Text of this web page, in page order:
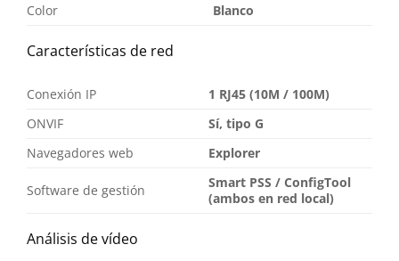
Color
Blanco
Características de red
Conexión IP
1 RJ45 (10M / 100M)
ONVIF
Sí, tipo G
Navegadores web
Explorer
Software de gestión
Smart PSS / ConfigTool
(ambos en red local)
Análisis de vídeo